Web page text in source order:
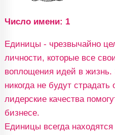
Число имени: 1
Единицы - чрезвычайно
личности, которые все
воплощения идей в жизнь.
никогда не будут
лидерские качества
бизнесе.
Единицы всегда